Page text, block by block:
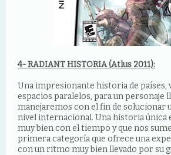
4- RADIANT HISTORIA (Atlus 2011):
Una impresionante historia de países,
espacios paralelos, para un personaje
manejaremos con el fin de solucionar
nivel internacional. Una historia única
muy bien con el tiempo y que nos
primera categoría que ofrece una
con un ritmo muy bien llevado por su